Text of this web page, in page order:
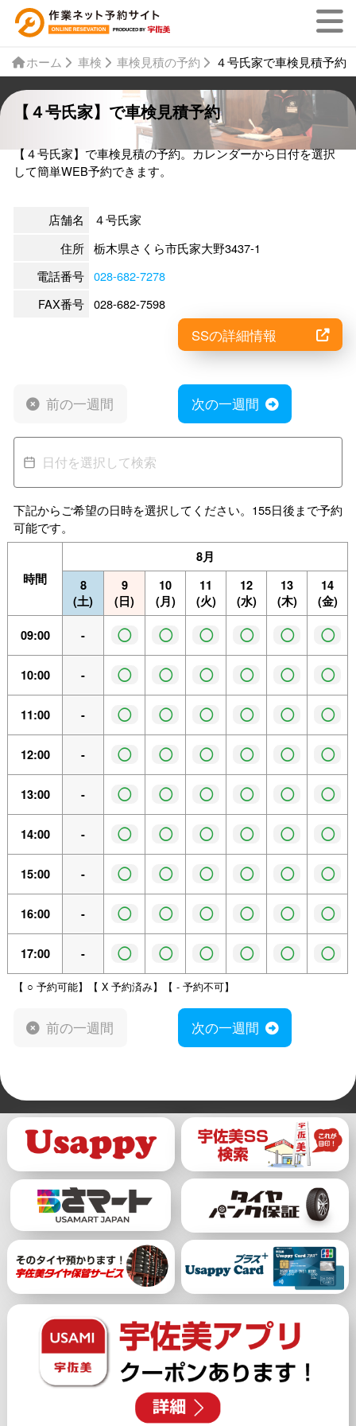
ホーム 車検 車検見積の予約 ４号氏家で車検見積予約
【４号氏家】で車検見積予約
【４号氏家】で車検見積の予約。カレンダーから日付を選択
して簡単WEB予約できます。
店舗名
４号氏家
住所 栃木県さくら市氏家大野3437-1
電話番号 028-682-7278
FAX番号 028-682-7598
SSの詳細情報
前の一週間 次の一週間
下記からご希望の日時を選択してください。155日後まで予約
可能です。
時間
8月
8
(土)
9
(日)
10
(月)
11
(火)
12
(水)
13
(木)
14
(金)
09:00 - ◯ ◯ ◯ ◯ ◯ ◯
10:00 - ◯ ◯ ◯ ◯ ◯ ◯
11:00 - ◯ ◯ ◯ ◯ ◯ ◯
12:00 - ◯ ◯ ◯ ◯ ◯ ◯
13:00 - ◯ ◯ ◯ ◯ ◯ ◯
14:00 - ◯ ◯ ◯ ◯ ◯ ◯
15:00 - ◯ ◯ ◯ ◯ ◯ ◯
16:00 - ◯ ◯ ◯ ◯ ◯ ◯
17:00 - ◯ ◯ ◯ ◯ ◯ ◯
【 ○ 予約可能】【 X 予約済み】【 - 予約不可】
前の一週間 次の一週間